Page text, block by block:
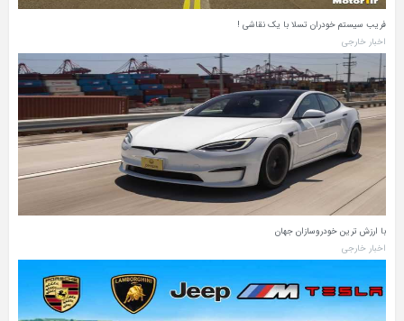
فریب سیستم خودران تسلا با یک نقاشی‌ !
اخبار خارجی
با ارزش ترین خودروسازان جهان
اخبار خارجی